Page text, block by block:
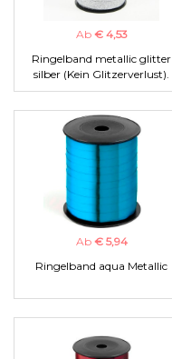
Ab € 4,53
Ringelband metallic glitter
silber (Kein Glitzerverlust).
Ab € 5,94
Ringelband aqua Metallic